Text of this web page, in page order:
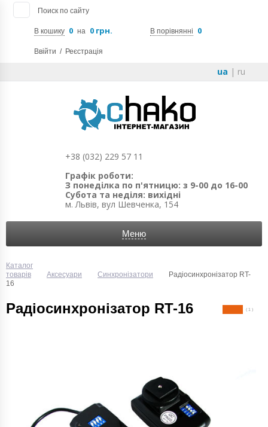
Поиск по сайту
В кошику 0 на 0 грн. В порівнянні 0
Ввійти / Реєстрація
ua | ru
+38 (032) 229 57 11
Графік роботи:
З понеділка по п'ятницю: з 9-00 до 16-00
Субота та неділя: вихідні
м. Львів, вул Шевченка, 154
Меню
Каталог
товарів
Аксесуари Синхронізатори
Радіосинхронізатор RT-
16
Радіосинхронізатор RT-16 ( 1 )